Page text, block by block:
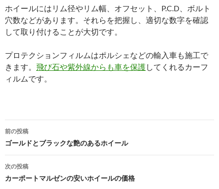
ホイールにはリム径やリム幅、オフセット、P.C.D、ボルト
穴数などがあります。それらを把握し、適切な数字を確認
して取り付けることが大切です。
プロテクションフィルムはポルシェなどの輸入車も施工で
きます。 飛び石や紫外線からも車を保護してくれるカーフ
ィルムです。
投
稿
ナ
ビ
前の投稿
ゴールドとブラックな艶のあるホイール
次の投稿
カーポートマルゼンの安いホイールの価格